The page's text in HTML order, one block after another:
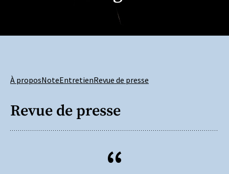
À proposNoteEntretienRevue de presse
Revue de presse